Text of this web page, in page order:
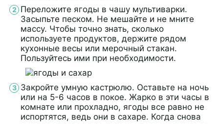
Переложите ягоды в чашу мультиварки.
Засыпьте песком. Не мешайте и не мните
массу. Чтобы точно знать, сколько
используете продуктов, держите рядом
кухонные весы или мерочный стакан.
Пользуйтесь ими при необходимости.
Закройте умную кастрюлю. Оставьте на ночь
или на 5-6 часов в покое. Жарко в эти часы в
комнате или прохладно, ягоды все равно не
испортятся, ведь они в сахаре. Когда снова